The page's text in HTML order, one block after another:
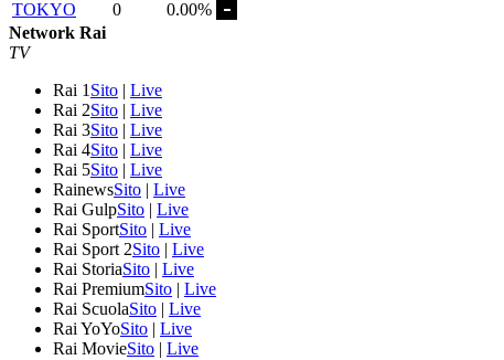
TOKYO
0
0.00%
Network Rai
TV
Rai 1 Sito | Live
Rai 2Sito | Live
Rai 3Sito | Live
Rai 4Sito | Live
Rai 5Sito | Live
RainewsSito | Live
Rai GulpSito | Live
Rai SportSito | Live
Rai Sport 2Sito | Live
Rai StoriaSito | Live
Rai PremiumSito | Live
Rai ScuolaSito | Live
Rai YoYoSito | Live
Rai MovieSito | Live